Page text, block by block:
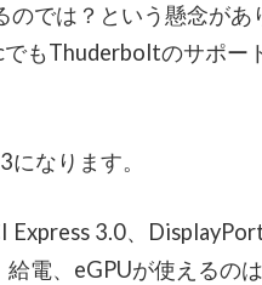
では？という懸念があ
もThuderboltのサポー
なります。
Express 3.0、
電、eGPUが使えるのは